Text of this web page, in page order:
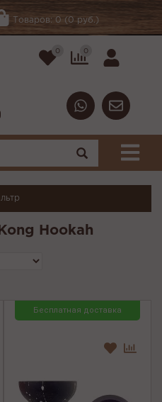
Товаров: 0 (0 руб.)
0 0
Hookah
Бесплатная доставка